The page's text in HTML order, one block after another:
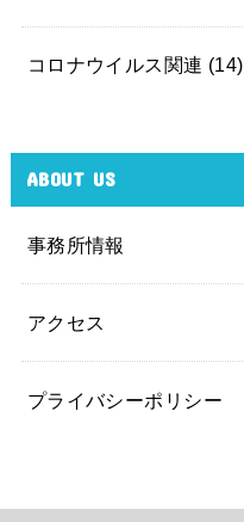
コロナウイルス関連 (14)
ABOUT US
事務所情報
アクセス
プライバシーポリシー